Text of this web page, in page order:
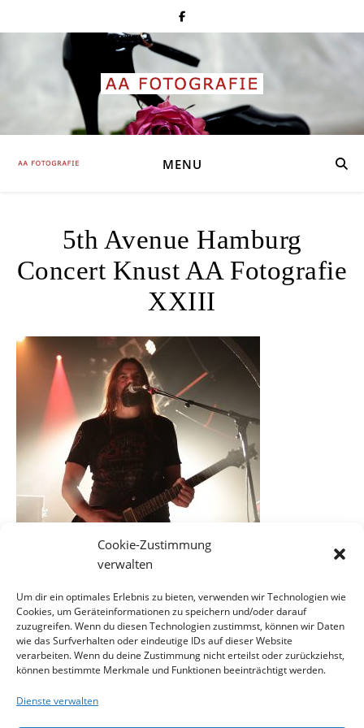
Cookie-Zustimmung
verwalten
Um dir ein optimales Erlebnis zu bieten, verwenden wir Technologien wie
Cookies, um Geräteinformationen zu speichern und/oder darauf
zuzugreifen. Wenn du diesen Technologien zustimmst, können wir Daten
wie das Surfverhalten oder eindeutige IDs auf dieser Website
verarbeiten. Wenn du deine Zustimmung nicht erteilst oder zurückziehst,
können bestimmte Merkmale und Funktionen beeinträchtigt werden.
Dienste verwalten
MENU
5th Avenue Hamburg
Concert Knust AA Fotografie
XXIII
EINE ANTWORT SCHREIBEN
Du musstangemeldetsein, um einen Kommentar
abzugeben.